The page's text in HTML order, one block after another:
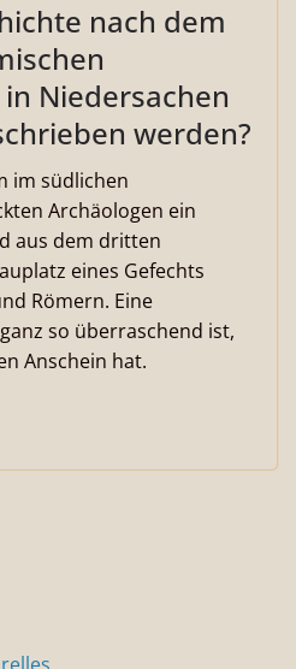
nach dem
Niedersachen
werden?
im südlichen
Archäologen ein
aus dem dritten
eines Gefechts
Römern. Eine
so überraschend ist,
Anschein hat.